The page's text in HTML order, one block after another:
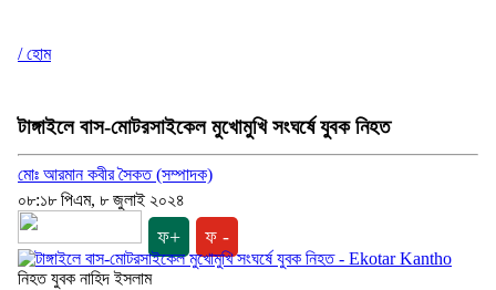
/ হোম
টাঙ্গাইলে বাস-মোটরসাইকেল মুখোমুখি সংঘর্ষে যুবক নিহত
মোঃ আরমান কবীর সৈকত (সম্পাদক)
০৮:১৮ পিএম, ৮ জুলাই ২০২৪
ফ+ ফ -
নিহত যুবক নাহিদ ইসলাম